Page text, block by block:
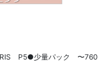
P5●少量パック 〜760